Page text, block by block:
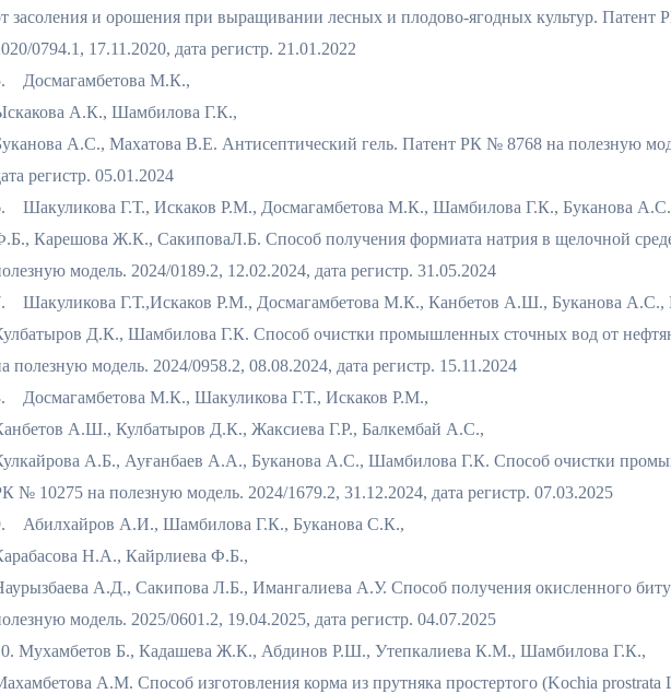
засоления и орошения при выращивании лесных и плодово-ягодных культур. Патент
0794.1, 17.11.2020, дата регистр. 21.01.2022
Досмагамбетова М.К.,
А.К., Шамбилова Г.К.,
А.С., Махатова В.Е. Антисептический гель. Патент РК № 8768 на полезную
регистр. 05.01.2024
Шакуликова Г.Т., Искаков Р.М., Досмагамбетова М.К., Шамбилова Г.К., Буканова
Карешова Ж.К., СакиповаЛ.Б. Способ получения формиата натрия в щелочной
модель. 2024/0189.2, 12.02.2024, дата регистр. 31.05.2024
Шакуликова Г.Т.,Искаков Р.М., Досмагамбетова М.К., Канбетов А.Ш., Буканова А.С.,
Д.К., Шамбилова Г.К. Способ очистки промышленных сточных вод от
полезную модель. 2024/0958.2, 08.08.2024, дата регистр. 15.11.2024
Досмагамбетова М.К., Шакуликова Г.Т., Искаков Р.М.,
А.Ш., Кулбатыров Д.К., Жаксиева Г.Р., Балкембай А.С.,
А.Б., Ауғанбаев А.А., Буканова А.С., Шамбилова Г.К. Способ очистки
№ 10275 на полезную модель. 2024/1679.2, 31.12.2024, дата регистр. 07.03.2025
Абилхайров А.И., Шамбилова Г.К., Буканова С.К.,
Н.А., Кайрлиева Ф.Б.,
А.Д., Сакипова Л.Б., Имангалиева А.У. Способ получения окисленного
модель. 2025/0601.2, 19.04.2025, дата регистр. 04.07.2025
Мухамбетов Б., Кадашева Ж.К., Абдинов Р.Ш., Утепкалиева К.М., Шамбилова Г.К.,
А.М. Способ изготовления корма из прутняка простертого (Kochia